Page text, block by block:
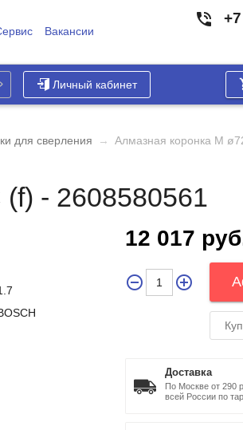
Вакансии
Личный кабинет
для сверления →
Алмазная коронка М
- 2608580561
12 017
Доставка
По Москве от 290
всей России по